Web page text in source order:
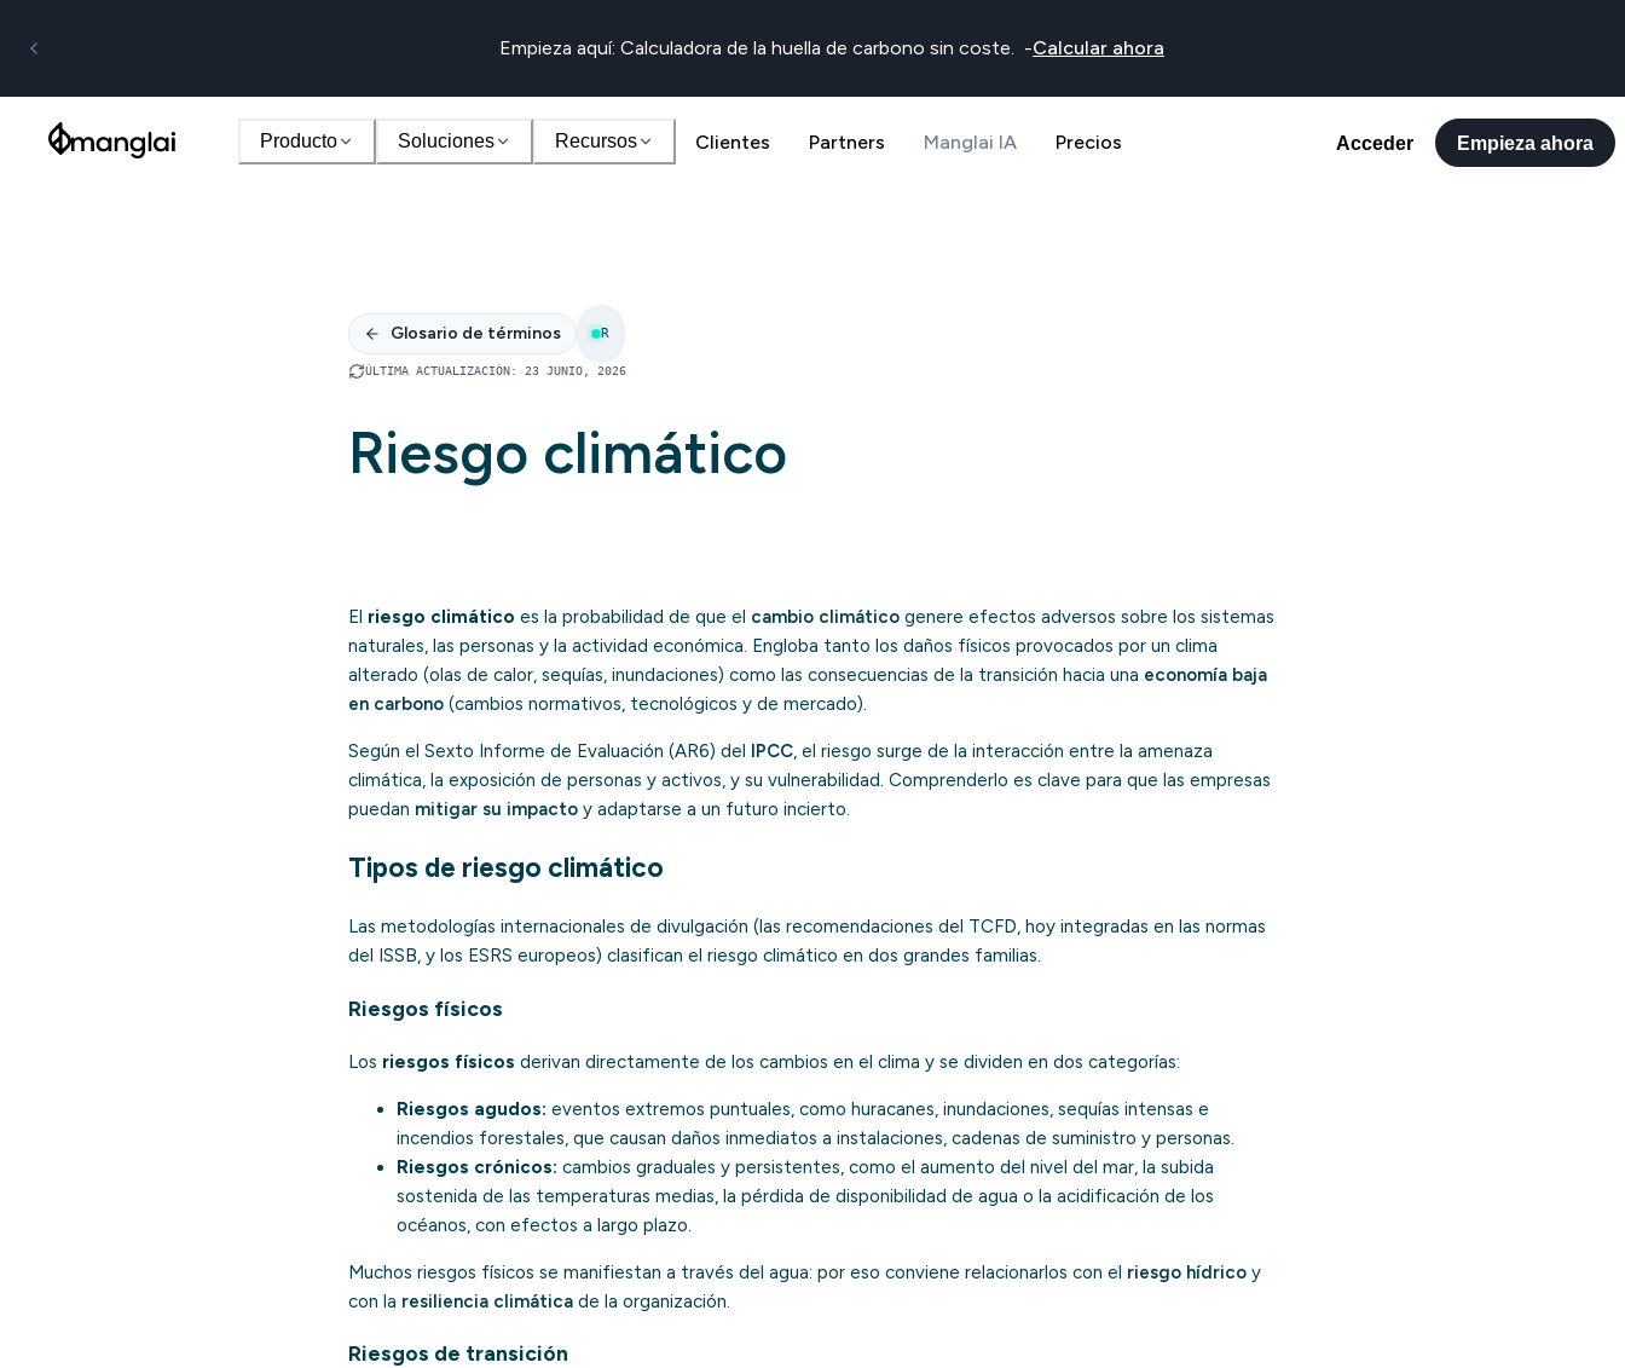
Empieza aquí: Calculadora de la huella de carbono sin coste. -Calcular ahora
Producto Soluciones Recursos Clientes Partners Manglai IA Precios Acceder Empieza ahora
Glosario de términos R
ÚLTIMA ACTUALIZACIÓN: 23 JUNIO, 2026
Riesgo climático
El riesgo climático es la probabilidad de que el cambio climático genere efectos adversos sobre los sistemas
naturales, las personas y la actividad económica. Engloba tanto los daños físicos provocados por un clima
alterado (olas de calor, sequías, inundaciones) como las consecuencias de la transición hacia una economía baja
en carbono (cambios normativos, tecnológicos y de mercado).
Según el Sexto Informe de Evaluación (AR6) del IPCC, el riesgo surge de la interacción entre la amenaza
climática, la exposición de personas y activos, y su vulnerabilidad. Comprenderlo es clave para que las empresas
puedan mitigar su impacto y adaptarse a un futuro incierto.
Tipos de riesgo climático
Las metodologías internacionales de divulgación (las recomendaciones del TCFD, hoy integradas en las normas
del ISSB, y los ESRS europeos) clasifican el riesgo climático en dos grandes familias.
Riesgos físicos
Los riesgos físicos derivan directamente de los cambios en el clima y se dividen en dos categorías:
Riesgos agudos: eventos extremos puntuales, como huracanes, inundaciones, sequías intensas e
incendios forestales, que causan daños inmediatos a instalaciones, cadenas de suministro y personas.
Riesgos crónicos: cambios graduales y persistentes, como el aumento del nivel del mar, la subida
sostenida de las temperaturas medias, la pérdida de disponibilidad de agua o la acidificación de los
océanos, con efectos a largo plazo.
Muchos riesgos físicos se manifiestan a través del agua: por eso conviene relacionarlos con el riesgo hídrico y
con la resiliencia climática de la organización.
Riesgos de transición